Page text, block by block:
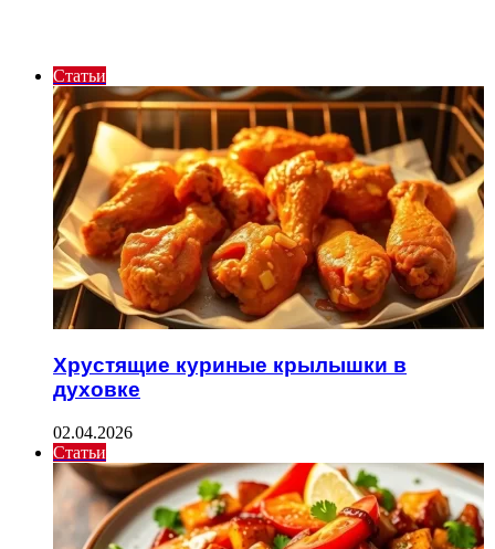
Статьи
Хрустящие куриные крылышки в
духовке
02.04.2026
Статьи